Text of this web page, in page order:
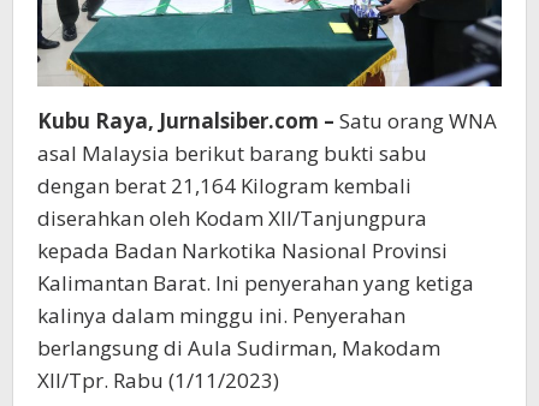
Kubu Raya, Jurnalsiber.com – Satu orang WNA
asal Malaysia berikut barang bukti sabu
dengan berat 21,164 Kilogram kembali
diserahkan oleh Kodam XII/Tanjungpura
kepada Badan Narkotika Nasional Provinsi
Kalimantan Barat. Ini penyerahan yang ketiga
kalinya dalam minggu ini. Penyerahan
berlangsung di Aula Sudirman, Makodam
XII/Tpr. Rabu (1/11/2023)